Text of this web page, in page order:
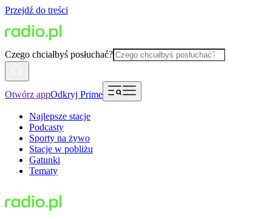
Przejdź do treści
Czego chciałbyś posłuchać?
Otwórz appOdkryj Prime
Najlepsze stacje
Podcasty
Sporty na żywo
Stacje w pobliżu
Gatunki
Tematy